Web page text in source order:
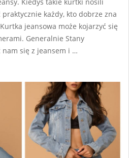
Kiedyś takie kurtki nosili
każdy, kto dobrze zna
jeansowa może kojarzyć się
Generalnie Stany
nam się z jeansem i …